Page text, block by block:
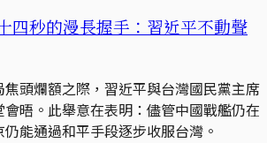
四秒的漫長握手：習近平不動聲
頭爛額之際，習近平與台灣國民黨主席
晤。此舉意在表明：儘管中國戰艦仍在
能通過和平手段逐步收服台灣。